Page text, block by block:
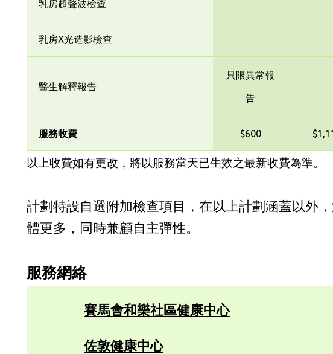
乳房超聲波檢查
乳房X光造影檢查
醫生解釋報告
只限異常報
告
服務收費 $600
以上收費如有更改，將以服務當天已生效之最新收費為準。
計劃特設自選附加檢查項目，在以上計劃涵蓋以外
體更多，同時兼顧自主彈性。
服務網絡
賽馬會和樂社區健康中心
佐敦健康中心